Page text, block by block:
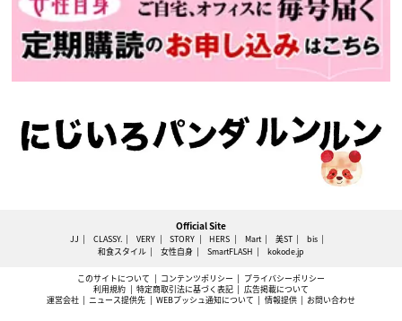
Official Site
JJ CLASSY. VERY STORY HERS Mart 美ST
bis
和食スタイル
女性自身 SmartFLASH kokode.jp
このサイトについて コンテンツポリシー
プライバシーポリシー
利用規約
特定商取引法に基づく表記
広告掲載について
運営会社
ニュース提供先 WEBプッシュ通知について 情報提供 お問い合わせ